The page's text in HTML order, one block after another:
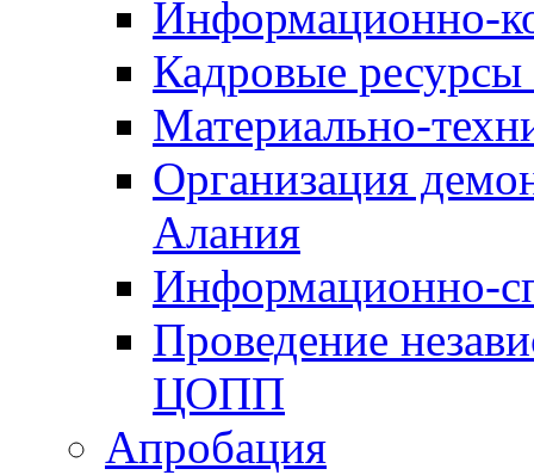
Информационно-
Кадровые
Материально-
Организация
Алания
Информационно-
Проведение
ЦОПП
Апробация